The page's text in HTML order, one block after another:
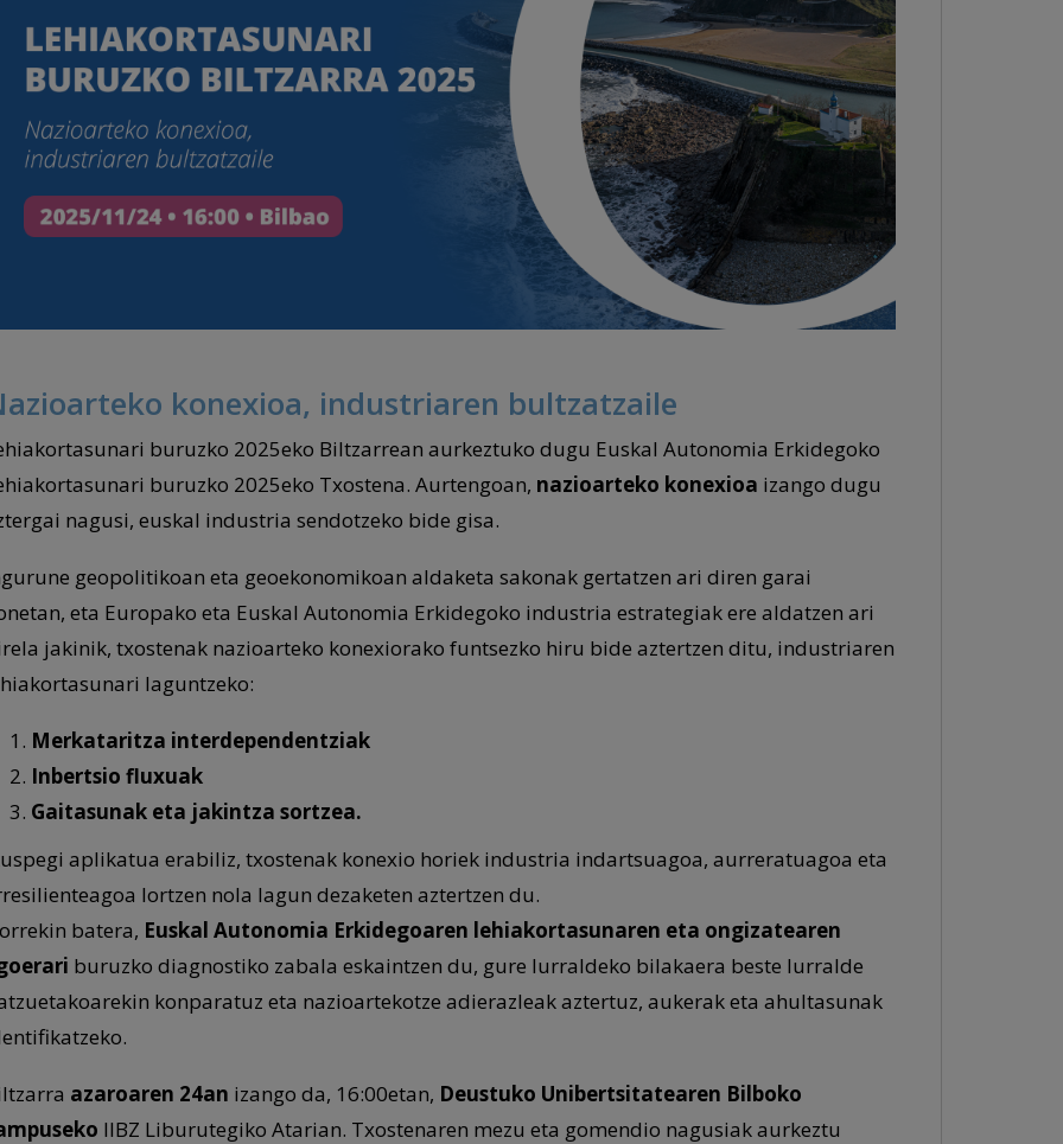
konexioa, industriaren bultzatzaile
buruzko 2025eko Biltzarrean aurkeztuko dugu Euskal Autonomia Erkidegoko
buruzko 2025eko Txostena. Aurtengoan, nazioarteko konexioa izango dugu
nagusi, euskal industria sendotzeko bide gisa.
geopolitikoan eta geoekonomikoan aldaketa sakonak gertatzen ari diren garai
eta Europako eta Euskal Autonomia Erkidegoko industria estrategiak ere aldatzen ari
jakinik, txostenak nazioarteko konexiorako funtsezko hiru bide aztertzen ditu, industriaren
laguntzeko:
Merkataritza interdependentziak
Inbertsio fluxuak
Gaitasunak eta jakintza sortzea.
aplikatua erabiliz, txostenak konexio horiek industria indartsuagoa, aurreratuagoa eta
lortzen nola lagun dezaketen aztertzen du.
batera, Euskal Autonomia Erkidegoaren lehiakortasunaren eta ongizatearen
buruzko diagnostiko zabala eskaintzen du, gure lurraldeko bilakaera beste lurralde
konparatuz eta nazioartekotze adierazleak aztertuz, aukerak eta ahultasunak
azaroaren 24an izango da, 16:00etan, Deustuko Unibertsitatearen Bilboko
IIBZ Liburutegiko Atarian. Txostenaren mezu eta gomendio nagusiak aurkeztu